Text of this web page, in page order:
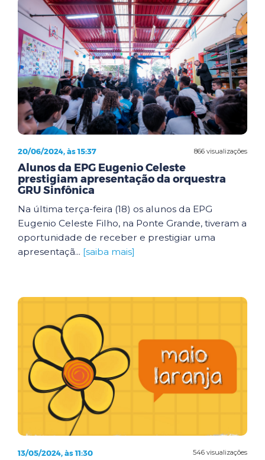
866 visualizações
20/06/2024, às 15:37
Alunos da EPG Eugenio Celeste
prestigiam apresentação da orquestra
GRU Sinfônica
Na última terça-feira (18) os alunos da EPG
Eugenio Celeste Filho, na Ponte Grande, tiveram a
oportunidade de receber e prestigiar uma
apresentaçã... [saiba mais]
546 visualizações
13/05/2024, às 11:30